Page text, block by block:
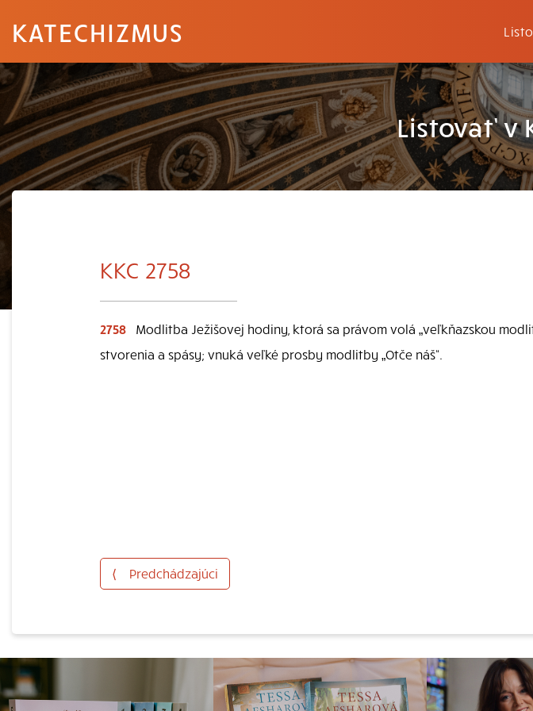
KATECHIZMUS
Listovať v
KKC 2758
2758
Modlitba Ježišovej hodiny, ktorá sa právom volá „veľkňazskou
stvorenia a spásy; vnuká veľké prosby modlitby „Otče náš“.
⟨ Predchádzajúci